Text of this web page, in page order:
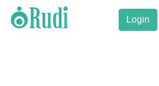
Login